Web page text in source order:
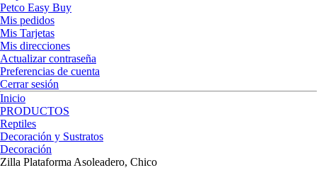
Petco Easy Buy
Mis pedidos
Mis Tarjetas
Mis direcciones
Actualizar contraseña
Preferencias de cuenta
Cerrar sesión
Inicio
PRODUCTOS
Reptiles
Decoración y Sustratos
Decoración
Zilla Plataforma Asoleadero, Chico